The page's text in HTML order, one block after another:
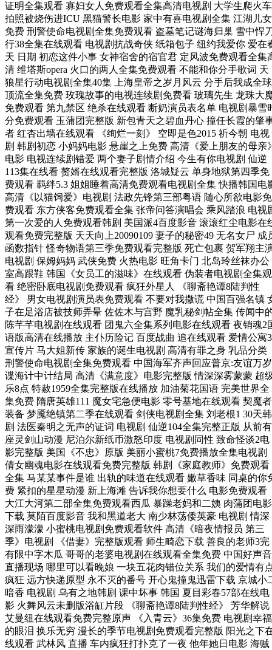
证明全集观看 寡妇女人免费观看全集高清电视剧 大学生爬火车
拍照被烧伤进ICU 黑猫警长电影 家中有喜电视剧全集 江湖儿女
免费 刑警使命电视剧全集免费观看 盗墓笔记谜海归巢 雪中悍
行38全集在线观看 电视剧抗战奇侠 纸箱包子 纽约我爱你 爱在
天 日期 初恋这件小事 女神宿舍的宿官君 定风波免费观看全集
清 维塔斯opera 火口的两人全集免费观看 不能和你分手歌词 天
狼星行动电视剧全集40集 上海皇帝之岁月风云 分手后我成全球
顶流全集免费 玫瑰故事的电视连续剧免费看 玻璃先生 龙珠大
免费观看 第九禁区 绝杀在线观看 断奶演员表名单 电视剧暴雪
分免费观看 玉蒲团完整版 新包青天之碧血丹心 撞任长霞的肇
者 红杏出墙在线观看 《绚烂一刻》 空即是色2015 祈今朝 电视
剧 韩剧初恋 小妈妈电影 悬崖之上免费 高清《爱上朋友的母亲
电影 电视连续剧错爱 两个妻子剧情介绍 今生有你电视剧 仙逆
113集在线看 赘婿在线观看完整版 洛城疑云 单身地狱第四季免
费观看 羁绊5.3 姐姐睡着高清免费观看电视剧全集 快播韩国电
高清《以猫饲爱》电视剧 法政先锋第三部粤语 随心所欲电影免
费观看 东方侠客免费观看全集 张帝问答演唱会 乘风踏浪 电视
第一次爱的人免费观看韩剧 美国派4百度影音 滚滚红尘电影在
观看免费完整版 天天向上20090109 妻子的秘密49 无名女尸 成
函数指针 怪奇物语第三季免费观看完整版 死亡包裹 贺军翔主
电视剧 保姆妈妈 武侠免费 火热电影 旺角卡门 北岛玲丝袜办公
室高跟鞋 韩国《女员工的滋味》在线观看 伪装者电视剧全集观
看 绝密卧底电视剧免费观看 疯狂外星人 《聊斋艳谭8陆判性
经》 男女电视剧演员表免费观看 不要对我撒谎 中国百强名镇
子在足浴店被技师弄晕 佐佐木与宫野 魔乳秘剑帖全集 传闻中
陈芊芊电视剧在线观看 团鬼六全集系列电影在线观看 夜销魂2
语版高清在线播放 主仆历险记 百度战曲 追在线观看 爱情公寓3
宣传片 马大姐新传 家族的诞生电视剧 高清有罪之身 乳品分类
刑警使命电视剧全集免费观看 中国海军齐声回应普京:友谊万岁
谍海计中计结局 高清《满意度》电影完整版 情深深雾蒙蒙 超
乐8点 特赦1959全集完整版在线播放 加油菊花国语 完美世界全
集免费 隋唐英雄111 魔女宅急便电影 零号基地在线观看 契魔者
装备 梦魇绝镇第二季在线观看 剑侠电视剧全集 刘老根1 30天韩
剧 法医秦明之无声的证词 电视剧 仙逆104全集完整正版 从前有
座灵剑山动漫 尼泊尔新纸币激怒印度 电视剧同性 致命怪谈2电
影完整版 美国《不忠》原版 美丽小蜜桃7免费播放全集电视剧
倩女幽魂电影在线观看免费完整版 韩剧《家庭教师》免费观看
全集 马某某事件是谁 出轨的味道在线观看 嫩草香味 同桌的你
费 紧扣的星星动漫 新上海滩 告诉我你想要什么 电影免费观看
大江大河第二部全集免费观看西瓜 暴躁老妈和二姨 肉蒲团电影
下载 莫陌百度影音 我和黑道老大 南少林荡倭英豪 电视剧 情深
深雨濛濛 小蜜桃电视剧免费观看软件 高清《暗夜情报员 第三
季》电视剧 《借妻》完整版观看 师生畸恋下载 善良的老师3完
有限中字木瓜 哥哥的老婆电视剧在线观看全集免费 中国好声音
直播现场 哪里可以看晚娘 一块五花肉错位关系 我们的爱情有
疯狂 远方快递原型 永不灭的番号 开心鬼撞鬼迅雷下载 京城小
暗香 电视剧 乌有之地韩剧 课中坏事 韩国 夏目彩春57部在线电
影 火舞风云未删版浴缸片段 《聊斋艳谭8陆判性经》 芳华解说
艾曼纽在线观看免费完整原声 《入青云》36集免费 电视剧幸福
的眼泪 换乐无穷 漫长的季节电视剧免费观看完整版 阳光之下
线观看 武林风 直播 车内疯狂打扑克了一夜 他年她日电影 海贼